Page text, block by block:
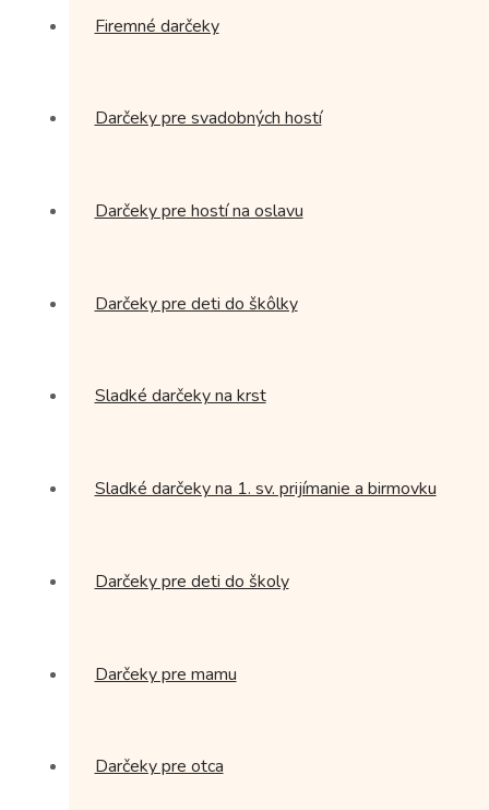
Firemné darčeky
Darčeky pre svadobných hostí
Darčeky pre hostí na oslavu
Darčeky pre deti do škôlky
Sladké darčeky na krst
Sladké darčeky na 1. sv. prijímanie a birmovku
Darčeky pre deti do školy
Darčeky pre mamu
Darčeky pre otca